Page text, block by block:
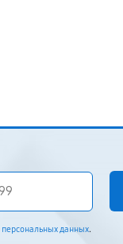
персональных данных.